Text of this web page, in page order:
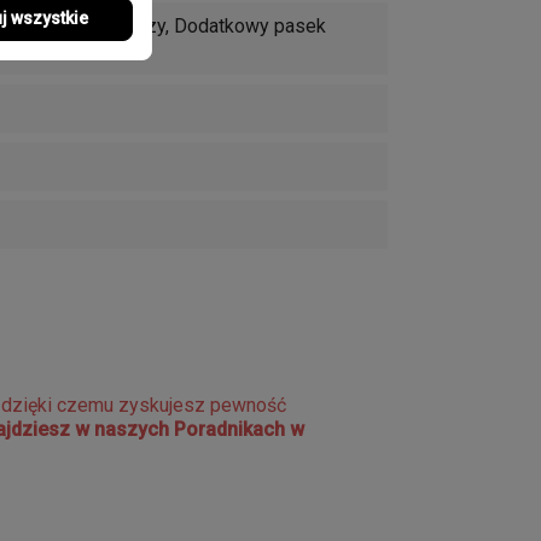
Diamenty na tarczy, Dodatkowy pasek
czemu zyskujesz pewność
w naszych Poradnikach w
wszystkie